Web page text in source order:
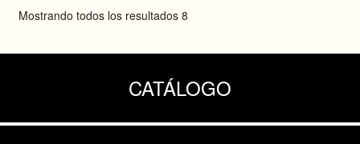
Mostrando todos los resultados 8
CATÁLOGO